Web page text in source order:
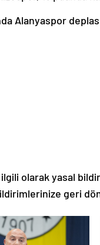
Alanyaspor
olarak yasal
geri